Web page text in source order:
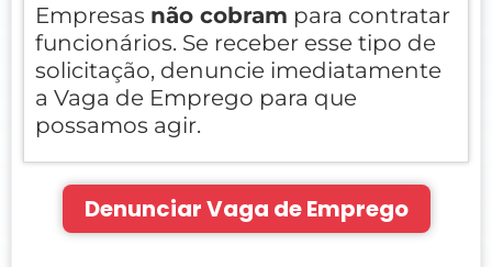
Empresas não cobram para contratar
funcionários. Se receber esse tipo de
solicitação, denuncie imediatamente
a Vaga de Emprego para que
possamos agir.
Denunciar Vaga de Emprego